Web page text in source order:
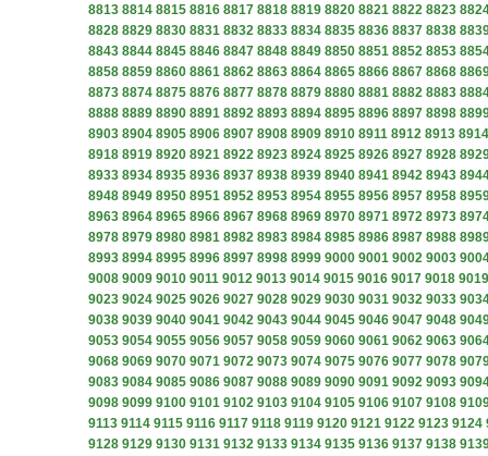
8813 8814 8815 8816 8817 8818 8819 8820 8821 8822 8823
8828 8829 8830 8831 8832 8833 8834 8835 8836 8837 8838
8843 8844 8845 8846 8847 8848 8849 8850 8851 8852 8853
8858 8859 8860 8861 8862 8863 8864 8865 8866 8867 8868
8873 8874 8875 8876 8877 8878 8879 8880 8881 8882 8883
8888 8889 8890 8891 8892 8893 8894 8895 8896 8897 8898
8903 8904 8905 8906 8907 8908 8909 8910 8911 8912 8913 8914
8918 8919 8920 8921 8922 8923 8924 8925 8926 8927 8928
8933 8934 8935 8936 8937 8938 8939 8940 8941 8942 8943
8948 8949 8950 8951 8952 8953 8954 8955 8956 8957 8958
8963 8964 8965 8966 8967 8968 8969 8970 8971 8972 8973
8978 8979 8980 8981 8982 8983 8984 8985 8986 8987 8988
8993 8994 8995 8996 8997 8998 8999 9000 9001 9002 9003
9008 9009 9010 9011 9012 9013 9014 9015 9016 9017 9018 9019
9023 9024 9025 9026 9027 9028 9029 9030 9031 9032 9033
9038 9039 9040 9041 9042 9043 9044 9045 9046 9047 9048
9053 9054 9055 9056 9057 9058 9059 9060 9061 9062 9063
9068 9069 9070 9071 9072 9073 9074 9075 9076 9077 9078
9083 9084 9085 9086 9087 9088 9089 9090 9091 9092 9093
9098 9099 9100 9101 9102 9103 9104 9105 9106 9107 9108
9113 9114 9115 9116 9117 9118 9119 9120 9121 9122 9123 9124
9128 9129 9130 9131 9132 9133 9134 9135 9136 9137 9138